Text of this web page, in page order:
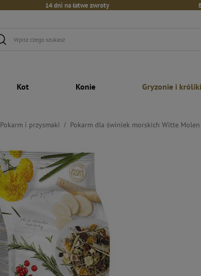
14 dni na łatwe zwroty
Kot Konie Gryzonie i króliki
Pokarm i przysmaki Pokarm dla świniek morskich Witte